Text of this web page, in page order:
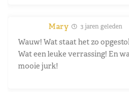
Mary 3 jaren geleden
Wauw! Wat staat het zo
Wat een leuke verrassing! En
mooie jurk!